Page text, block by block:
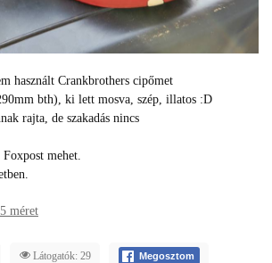
használt Crankbrothers cipőmet
bth), ki lett mosva, szép, illatos :D
rajta, de szakadás nincs
mehet.
méret
Látogatók: 29 Megosztom